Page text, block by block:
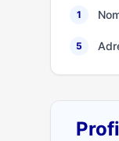
1
5